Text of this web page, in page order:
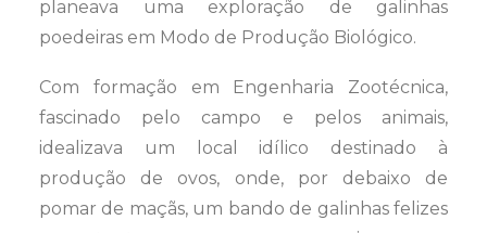
planeava uma exploração de galinhas
poedeiras em Modo de Produção Biológico.
Com formação em Engenharia Zootécnica,
fascinado pelo campo e pelos animais,
idealizava um local idílico destinado à
produção de ovos, onde, por debaixo de
pomar de maçãs, um bando de galinhas felizes